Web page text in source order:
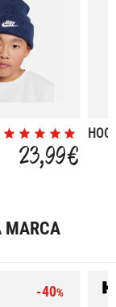
23,99 €
MARCA
-40%